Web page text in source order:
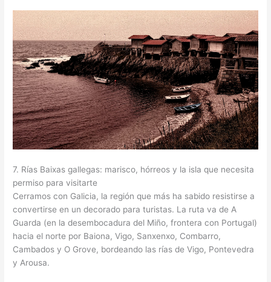
7. Rías Baixas gallegas: marisco, hórreos y la isla que necesita
permiso para visitarte
Cerramos con Galicia, la región que más ha sabido resistirse a
convertirse en un decorado para turistas. La ruta va de A
Guarda (en la desembocadura del Miño, frontera con Portugal)
hacia el norte por Baiona, Vigo, Sanxenxo, Combarro,
Cambados y O Grove, bordeando las rías de Vigo, Pontevedra
y Arousa.